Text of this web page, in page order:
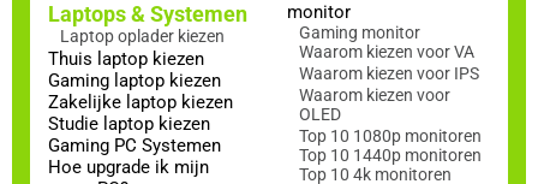
Laptops & Systemen
Laptop oplader kiezen
Thuis laptop kiezen
Gaming laptop kiezen
Zakelijke laptop kiezen
Studie laptop kiezen
Gaming PC Systemen
Hoe upgrade ik mijn
monitor
Gaming monitor
Waarom kiezen voor VA
Waarom kiezen voor IPS
Waarom kiezen voor
OLED
Top 10 1080p monitoren
Top 10 1440p monitoren
Top 10 4k monitoren